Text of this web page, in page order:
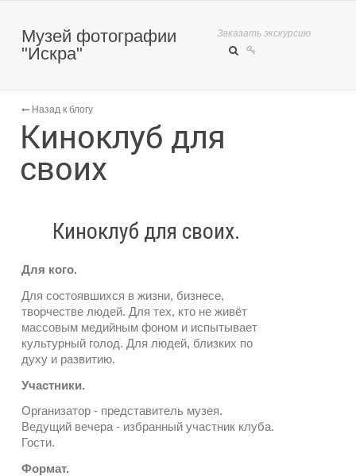
Музей фотографии
"Искра"
Заказать экскурсию
Назад к блогу
Киноклуб для
своих
Киноклуб для своих.
Для кого.
Для состоявшихся в жизни, бизнесе,
творчестве людей. Для тех, кто не живёт
массовым медийным фоном и испытывает
культурный голод. Для людей, близких по
духу и развитию.
Участники.
Организатор - представитель музея.
Ведущий вечера - избранный участник клуба.
Гости.
Формат.